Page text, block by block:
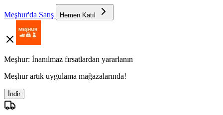
Meşhur'da Satış Hemen Katıl
Meşhur: İnanılmaz fırsatlardan yararlanın
Meşhur artık uygulama mağazalarında!
İndir